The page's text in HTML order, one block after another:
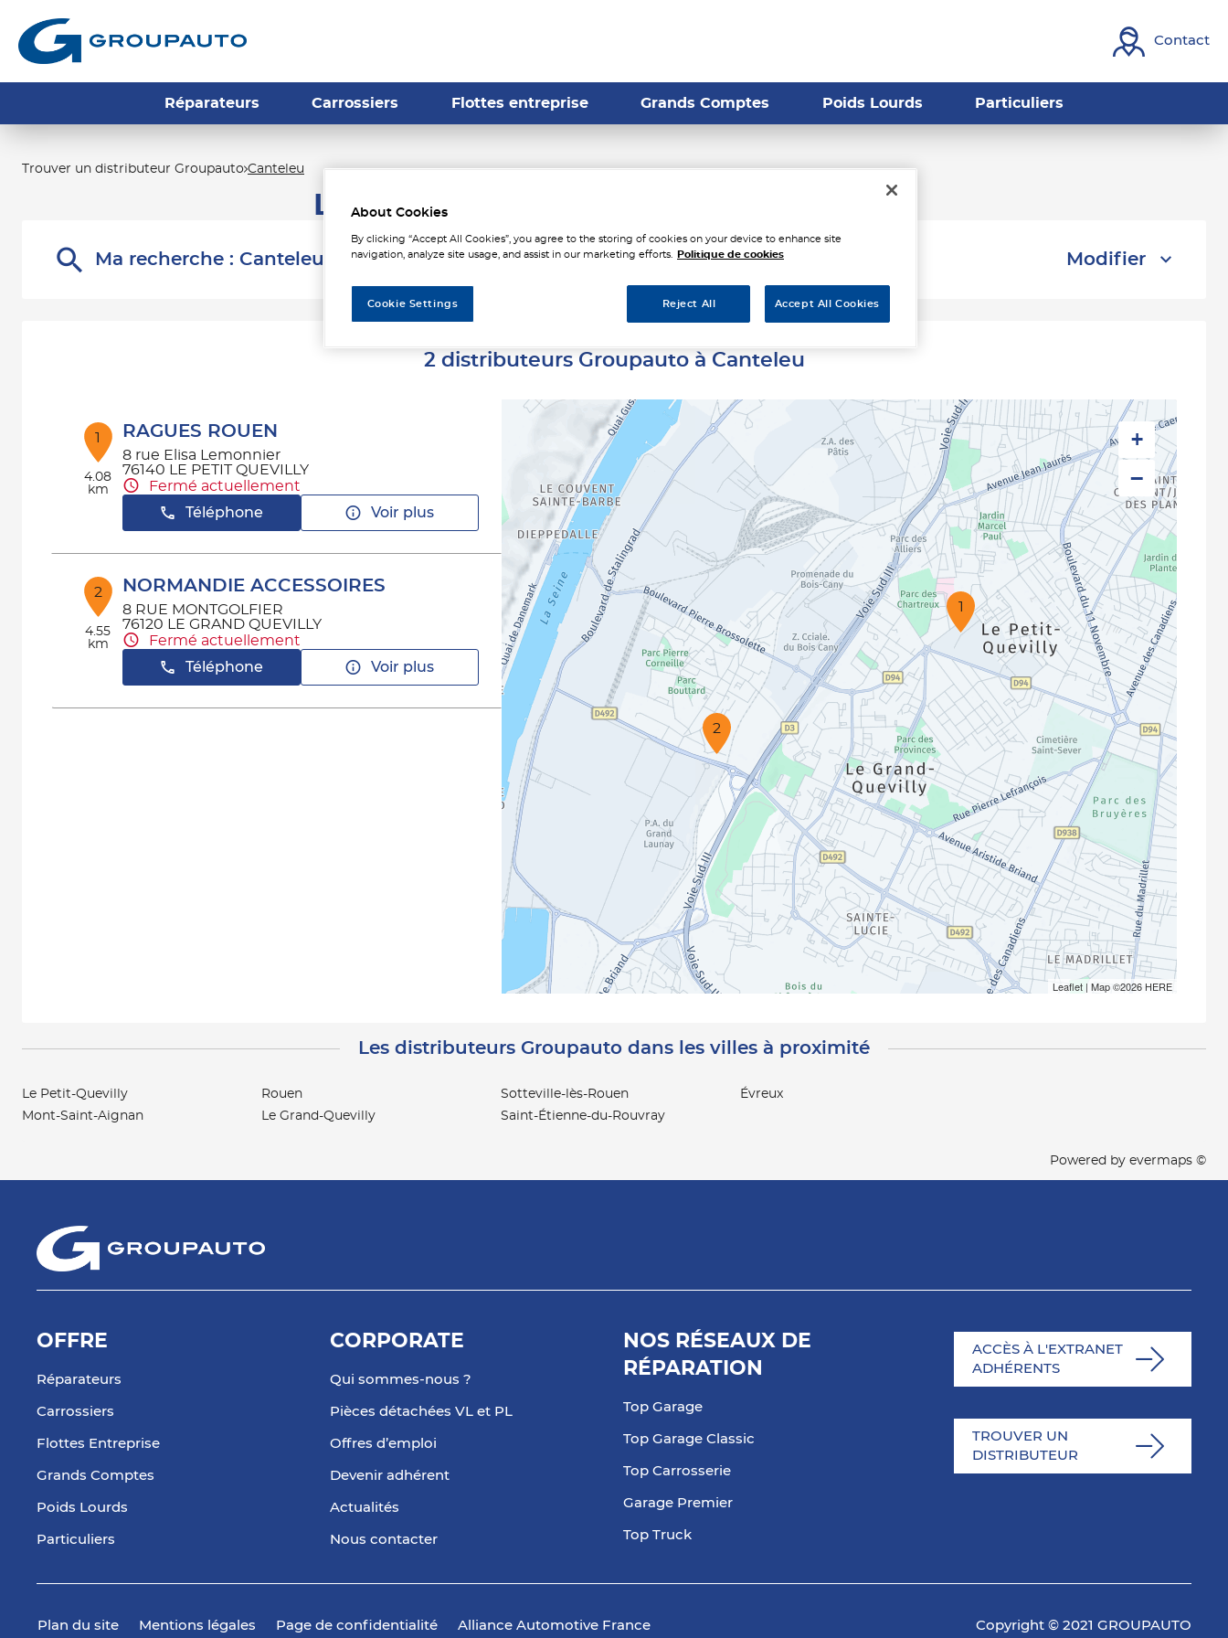
Contact
Réparateurs Carrossiers Flottes entreprise Grands Comptes Poids Lourds Particuliers
Trouver un distributeur Groupauto Canteleu
Les distributeurs Groupauto à Canteleu
Ma recherche : Canteleu Modifier
2 distributeurs Groupauto à Canteleu
1
4.08
km
RAGUES ROUEN
8 rue Elisa Lemonnier
76140 LE PETIT QUEVILLY
Fermé actuellement
Téléphone
Voir plus
2
4.55
km
NORMANDIE ACCESSOIRES
8 RUE MONTGOLFIER
76120 LE GRAND QUEVILLY
Fermé actuellement
Téléphone
Voir plus
2
1
+
−
Leaflet| Map ©2026HERE
Les distributeurs Groupauto dans les villes à proximité
Le Petit-Quevilly
Mont-Saint-Aignan
Rouen
Le Grand-Quevilly
Sotteville-lès-Rouen
Saint-Étienne-du-Rouvray
Évreux
Powered by evermaps ©
OFFRE
Réparateurs
Carrossiers
Flottes Entreprise
Grands Comptes
Poids Lourds
Particuliers
CORPORATE
Qui sommes-nous ?
Pièces détachées VL et PL
Offres d’emploi
Devenir adhérent
Actualités
Nous contacter
NOS RÉSEAUX DE
RÉPARATION
Top Garage
Top Garage Classic
Top Carrosserie
Garage Premier
Top Truck
ACCÈS À L'EXTRANET
ADHÉRENTS
TROUVER UN
DISTRIBUTEUR
Plan du site Mentions légales Page de confidentialité Alliance Automotive France Copyright © 2021 GROUPAUTO
About Cookies
By clicking “Accept All Cookies”, you agree to the storing of cookies on your device to enhance site
navigation, analyze site usage, and assist in our marketing efforts.
Politique de cookies
Reject All Accept All Cookies
Cookie Settings